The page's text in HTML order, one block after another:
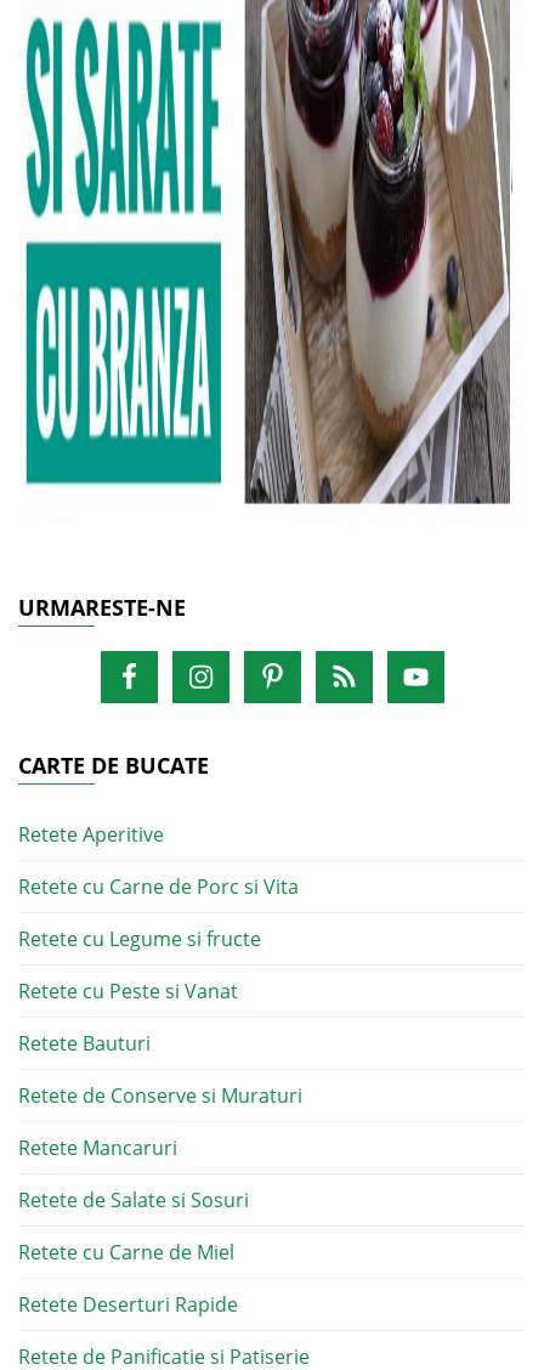
URMARESTE-NE
CARTE DE BUCATE
Retete Aperitive
Retete cu Carne de Porc si Vita
Retete cu Legume si fructe
Retete cu Peste si Vanat
Retete Bauturi
Retete de Conserve si Muraturi
Retete Mancaruri
Retete de Salate si Sosuri
Retete cu Carne de Miel
Retete Deserturi Rapide
Retete de Panificatie si Patiserie